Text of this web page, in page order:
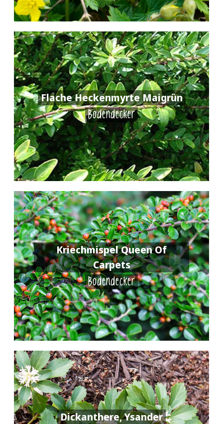
Flache Heckenmyrte Maigrün
Bodendecker
Kriechmispel Queen Of
Carpets
Bodendecker
Dickanthere, Ysander